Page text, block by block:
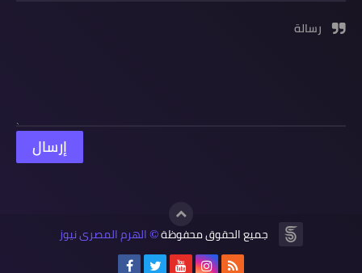
رسالة
جميع الحقوق محفوظة© الهرم المصرى نيوز